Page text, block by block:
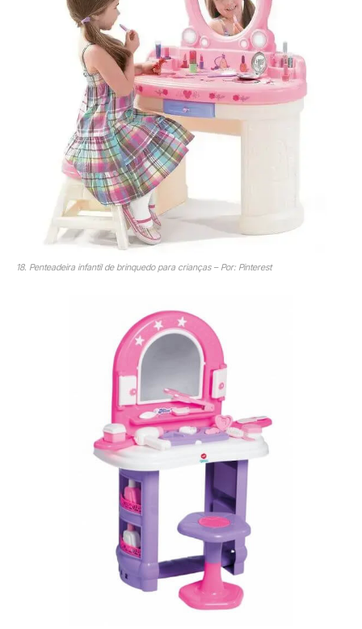
18. Penteadeira infantil de brinquedo para crianças – Por: Pinterest